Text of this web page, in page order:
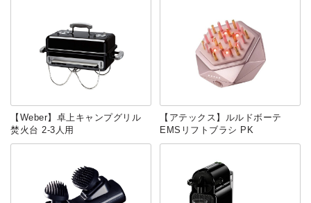
【Weber】卓上キャンプグリル
焚火台 2-3人用
【アテックス】ルルドボーテ
EMSリフトブラシ PK